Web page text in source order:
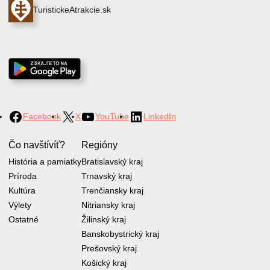
TuristickeAtrakcie.sk
Facebook X YouTube LinkedIn
Čo navštívíť?
História a pamiatky
Príroda
Kultúra
Výlety
Ostatné
Regióny
Bratislavský kraj
Trnavský kraj
Trenčiansky kraj
Nitriansky kraj
Žilinský kraj
Banskobystrický kraj
Prešovský kraj
Košický kraj